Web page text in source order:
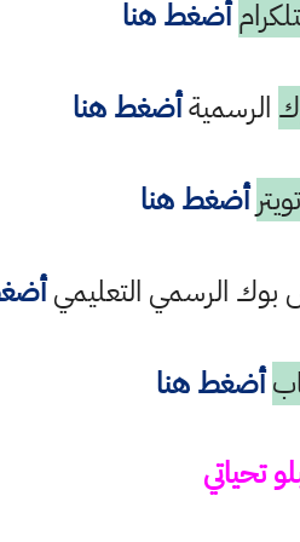
أضغط هنا
الرسميةأضغط هنا
تويتر أضغط هنا
بوك الرسمي التعليمي
أضغط هنا
تحياتي